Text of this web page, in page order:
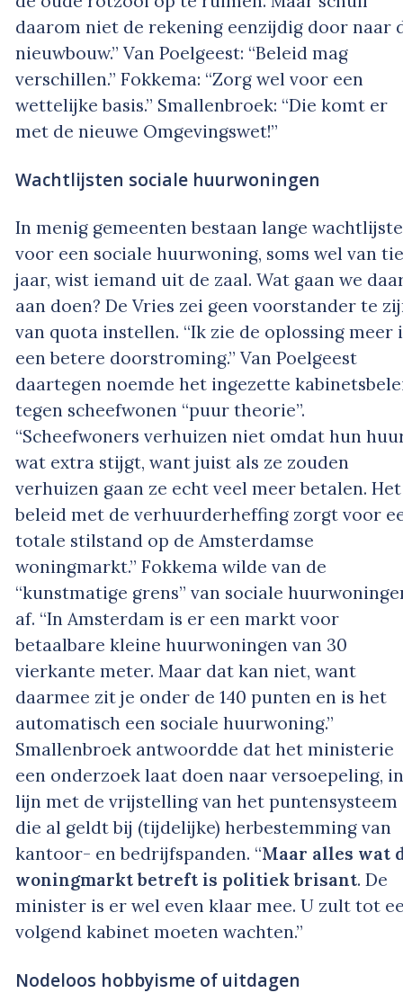
daarom niet de rekening eenzijdig door naar
nieuwbouw.” Van Poelgeest: “Beleid mag
verschillen.” Fokkema: “Zorg wel voor een
wettelijke basis.” Smallenbroek: “Die komt er
met de nieuwe Omgevingswet!”
Wachtlijsten sociale huurwoningen
In menig gemeenten bestaan lange
voor een sociale huurwoning, soms wel van
jaar, wist iemand uit de zaal. Wat gaan we
aan doen? De Vries zei geen voorstander te
van quota instellen. “Ik zie de oplossing meer
een betere doorstroming.” Van Poelgeest
daartegen noemde het ingezette
tegen scheefwonen “puur theorie”.
“Scheefwoners verhuizen niet omdat hun
wat extra stijgt, want juist als ze zouden
verhuizen gaan ze echt veel meer betalen. Het
beleid met de verhuurderheffing zorgt voor
totale stilstand op de Amsterdamse
woningmarkt.” Fokkema wilde van de
“kunstmatige grens” van sociale
af. “In Amsterdam is er een markt voor
betaalbare kleine huurwoningen van 30
vierkante meter. Maar dat kan niet, want
daarmee zit je onder de 140 punten en is het
automatisch een sociale huurwoning.”
Smallenbroek antwoordde dat het ministerie
een onderzoek laat doen naar versoepeling, in
lijn met de vrijstelling van het puntensysteem
die al geldt bij (tijdelijke) herbestemming van
kantoor- en bedrijfspanden. “Maar alles wat
woningmarkt betreft is politiek brisant. De
minister is er wel even klaar mee. U zult tot
volgend kabinet moeten wachten.”
Nodeloos hobbyisme of uitdagen